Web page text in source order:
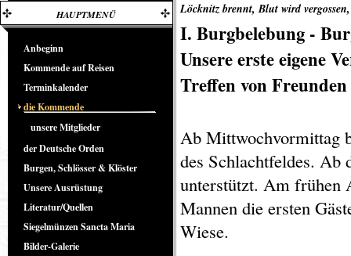
HAUPTMENÜ
Anbeginn
Kommende auf Reisen
Terminkalender
die Kommende
unsere Mitglieder
der Deutsche Orden
Burgen, Schlösser & Klöster
Unsere Ausrüstung
Literatur/Quellen
Siegelmünzen Sancta Maria
Bilder-Galerie
Löcknitz brennt, Blut wird
I. Burgbelebung -
Unsere erste eigene
Treffen von Freunden
Ab Mittwochvormittag
des Schlachtfeldes. Ab
unterstützt. Am frühen
Mannen die ersten
Wiese.